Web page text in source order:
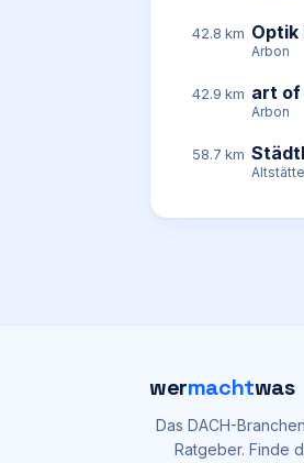
42.8 km Optik
Arbon
42.9 km art
Arbon
58.7 km
wermachtwas
Das DACH-
Ratgeber. Finde